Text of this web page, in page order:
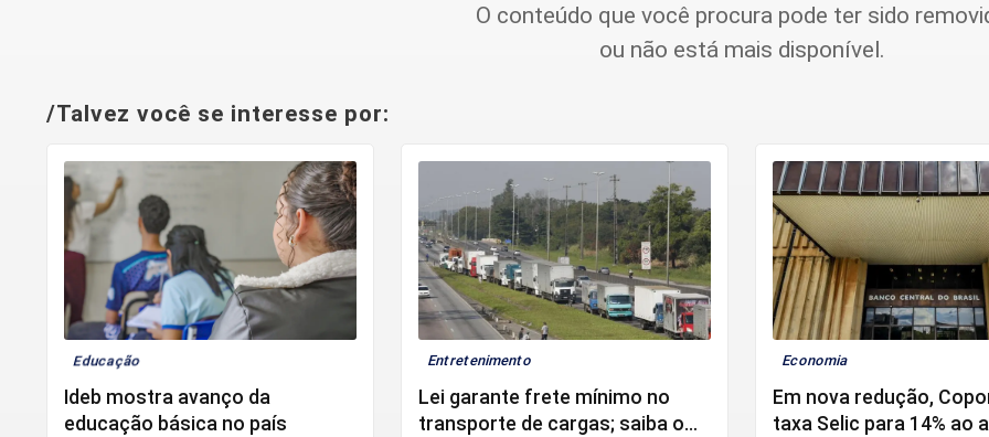
O conteúdo que você procura pode ter sido
ou não está mais disponível.
/Talvez você se interesse por:
Educação
Ideb mostra avanço da
educação básica no país
Entretenimento
Lei garante frete mínimo no
transporte de cargas; saiba o
Economia
Em nova redução,
taxa Selic para 14% ao